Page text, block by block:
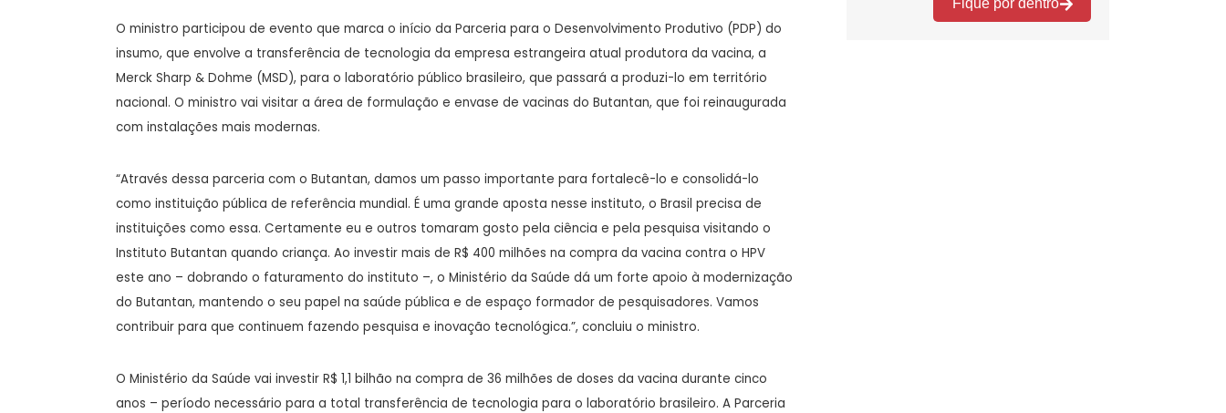
O ministro participou de evento que marca o início da Parceria para o Desenvolvimento Produtivo (PDP) do
insumo, que envolve a transferência de tecnologia da empresa estrangeira atual produtora da vacina, a
Merck Sharp & Dohme (MSD), para o laboratório público brasileiro, que passará a produzi-lo em território
nacional. O ministro vai visitar a área de formulação e envase de vacinas do Butantan, que foi reinaugurada
com instalações mais modernas.
“Através dessa parceria com o Butantan, damos um passo importante para fortalecê-lo e consolidá-lo
como instituição pública de referência mundial. É uma grande aposta nesse instituto, o Brasil precisa de
instituições como essa. Certamente eu e outros tomaram gosto pela ciência e pela pesquisa visitando o
Instituto Butantan quando criança. Ao investir mais de R$ 400 milhões na compra da vacina contra o HPV
este ano – dobrando o faturamento do instituto –, o Ministério da Saúde dá um forte apoio à modernização
do Butantan, mantendo o seu papel na saúde pública e de espaço formador de pesquisadores. Vamos
contribuir para que continuem fazendo pesquisa e inovação tecnológica.”, concluiu o ministro.
O Ministério da Saúde vai investir R$ 1,1 bilhão na compra de 36 milhões de doses da vacina durante cinco
anos – período necessário para a total transferência de tecnologia para o laboratório brasileiro. A Parceria